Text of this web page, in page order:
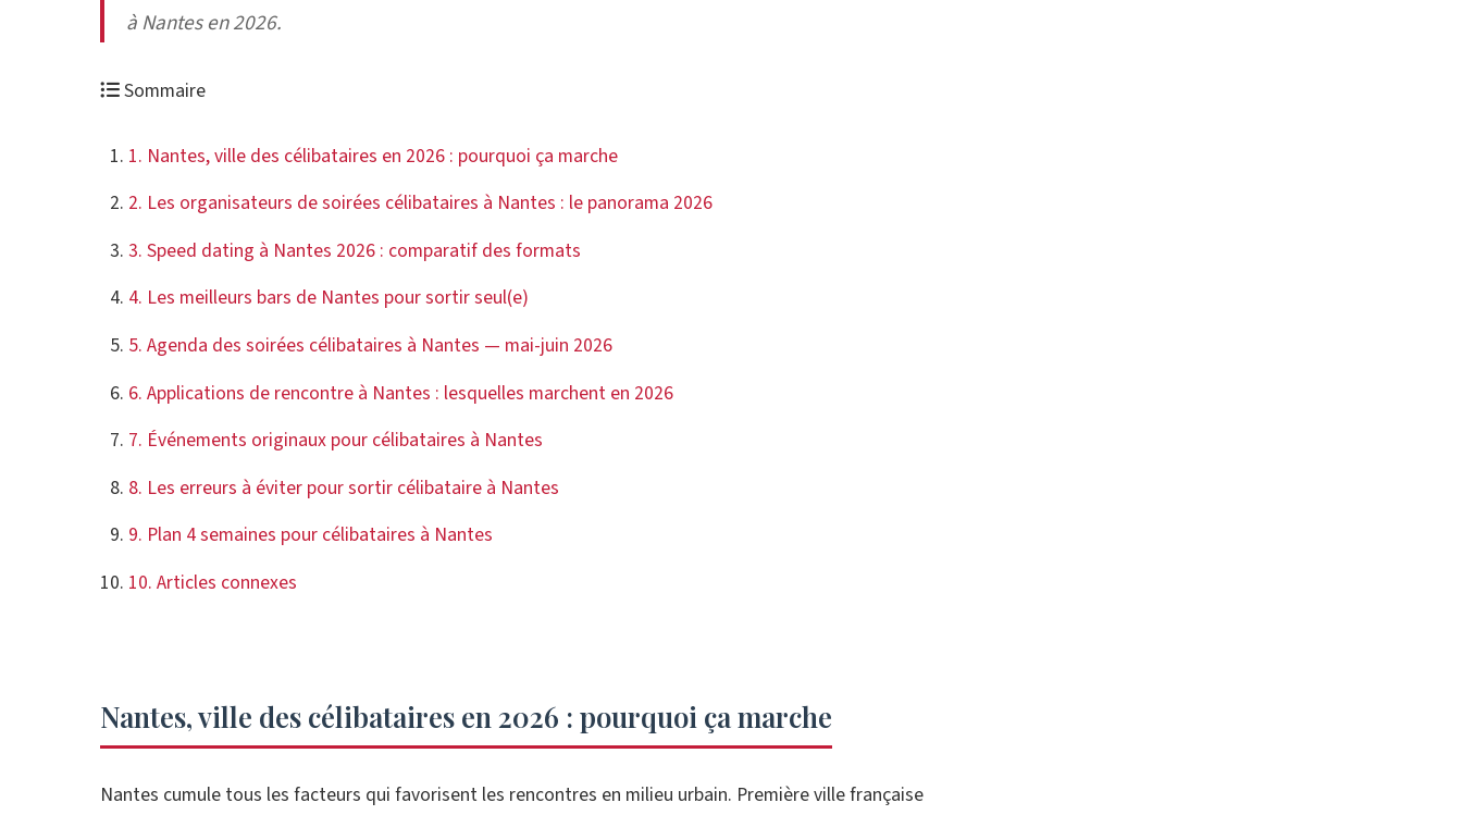
à Nantes en 2026.
Sommaire
1. Nantes, ville des célibataires en 2026 : pourquoi ça marche
2. Les organisateurs de soirées célibataires à Nantes : le panorama 2026
3. Speed dating à Nantes 2026 : comparatif des formats
4. Les meilleurs bars de Nantes pour sortir seul(e)
5. Agenda des soirées célibataires à Nantes — mai-juin 2026
6. Applications de rencontre à Nantes : lesquelles marchent en 2026
7. Événements originaux pour célibataires à Nantes
8. Les erreurs à éviter pour sortir célibataire à Nantes
9. Plan 4 semaines pour célibataires à Nantes
10. Articles connexes
Nantes, ville des célibataires en 2026 : pourquoi ça marche
Nantes cumule tous les facteurs qui favorisent les rencontres en milieu urbain. Première ville française